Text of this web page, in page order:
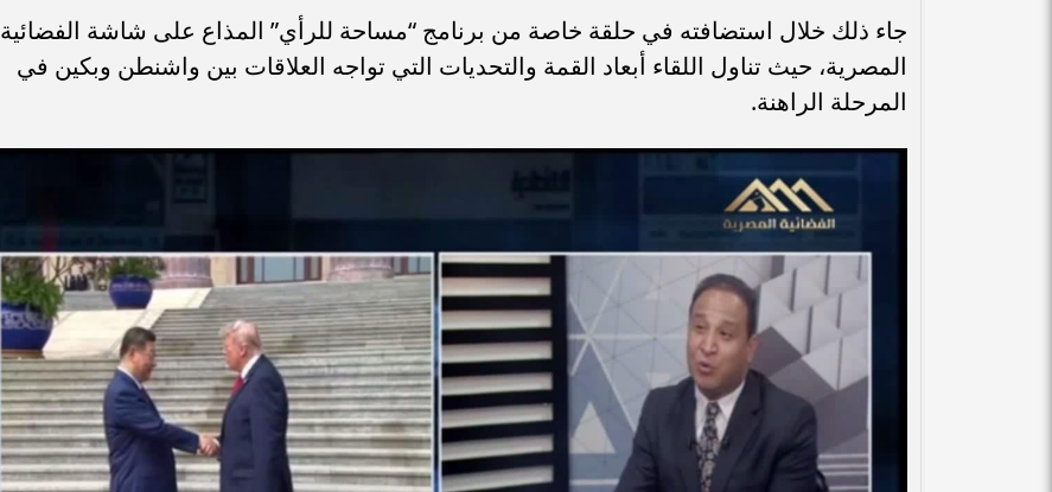
جاء ذلك خلال استضافته في حلقة خاصة من برنامج “مساحة للرأي” المذاع على شاشة الفضائية
المصرية، حيث تناول اللقاء أبعاد القمة والتحديات التي تواجه العلاقات بين واشنطن وبكين في
المرحلة الراهنة.